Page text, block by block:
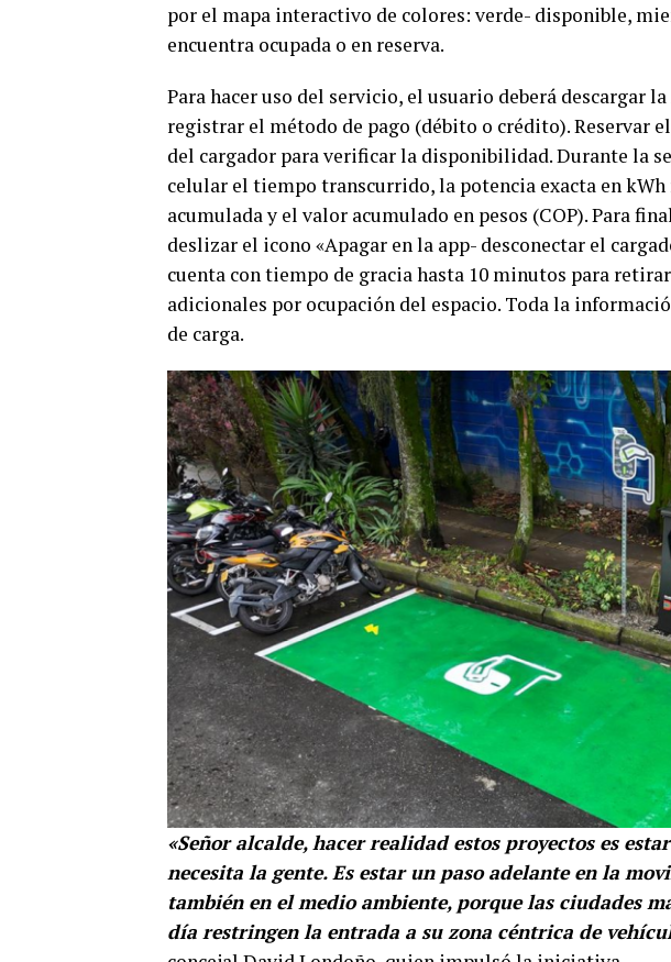
por el mapa interactivo de colores: verde- disponible,
encuentra ocupada o en reserva.
Para hacer uso del servicio, el usuario deberá descargar
registrar el método de pago (débito o crédito). Reservar
del cargador para verificar la disponibilidad. Durante la
celular el tiempo transcurrido, la potencia exacta en
acumulada y el valor acumulado en pesos (COP). Para
deslizar el icono «Apagar en la app- desconectar el
cuenta con tiempo de gracia hasta 10 minutos para
adicionales por ocupación del espacio. Toda la
de carga.
«Señor alcalde, hacer realidad estos proyectos es
necesita la gente. Es estar un paso adelante en la
también en el medio ambiente, porque las ciudades
día restringen la entrada a su zona céntrica de